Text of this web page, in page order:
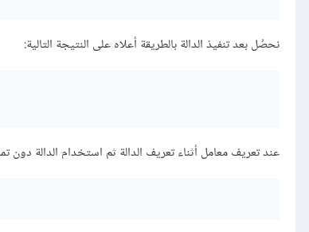
نحصُل بعد تنفيذ الدالة بالطريقة أعلاه على النتيجة التالية:
عند تعريف معامل أثناء تعريف الدالة ثم استخدام الدالة